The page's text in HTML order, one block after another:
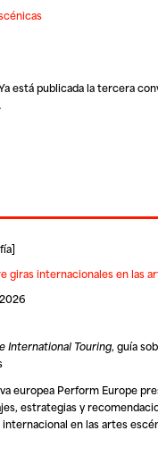
está publicada la tercera
]
giras internacionales en las
International Touring, guía
europea Perform Europe
estrategias y
en las artes